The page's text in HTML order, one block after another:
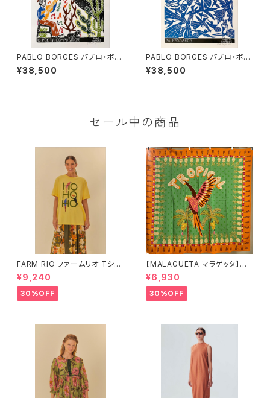
PABLO BORGES パブロ・ボル
ジェス 木版画 L 【O POETA
COMPOSITOR】
¥38,500
PABLO BORGES パブロ・ボル
ジェス 木版画 L 【36 PASSA
ROS】
¥38,500
セール中の商品
FARM RIO ファームリオ Tシャ
ツ HOHOHO
¥9,240
30%OFF
【MALAGUETA マラゲッタ】カ
ンガ TROPICAL
¥6,930
30%OFF